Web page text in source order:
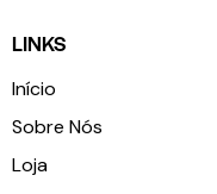
LINKS
Início
Sobre Nós
Loja